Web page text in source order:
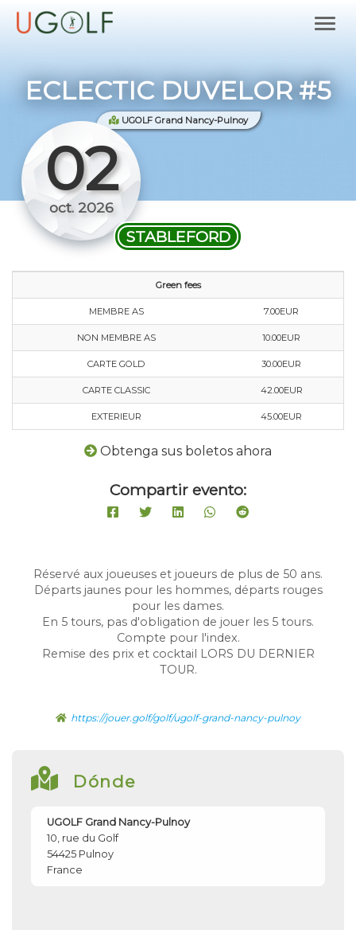
ECLECTIC DUVELOR #5
UGOLF Grand Nancy-Pulnoy
02
oct. 2026
STABLEFORD
Green fees
MEMBRE AS 7.00EUR
NON MEMBRE AS 10.00EUR
CARTE GOLD 30.00EUR
CARTE CLASSIC 42.00EUR
EXTERIEUR 45.00EUR
Obtenga sus boletos ahora
Compartir evento:
Réservé aux joueuses et joueurs de plus de 50 ans.
Départs jaunes pour les hommes, départs rouges
pour les dames.
En 5 tours, pas d'obligation de jouer les 5 tours.
Compte pour l'index.
Remise des prix et cocktail LORS DU DERNIER
TOUR.
https://jouer.golf/golf/ugolf-grand-nancy-pulnoy
Dónde
UGOLF Grand Nancy-Pulnoy
10, rue du Golf
54425 Pulnoy
France